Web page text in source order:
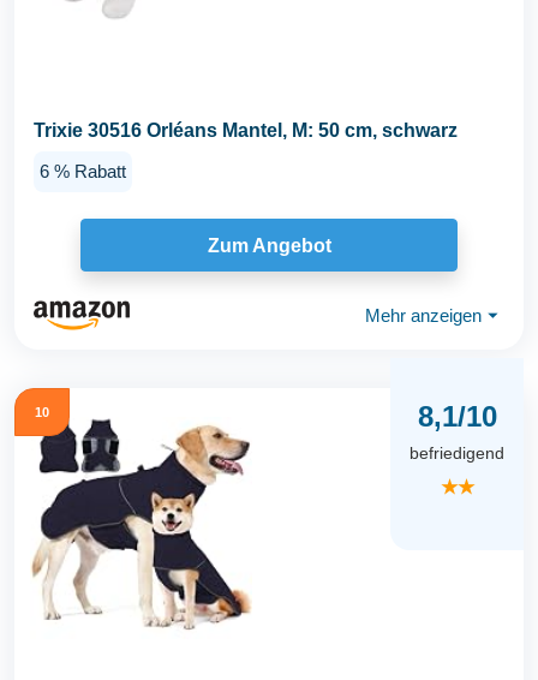
Trixie 30516 Orléans Mantel, M: 50 cm, schwarz
6 % Rabatt
Zum Angebot
Mehr anzeigen ⏷
10 8,1/10
befriedigend
★★